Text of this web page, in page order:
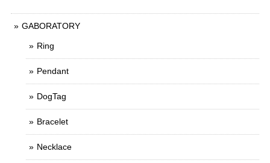
GABORATORY
Ring
Pendant
DogTag
Bracelet
Necklace